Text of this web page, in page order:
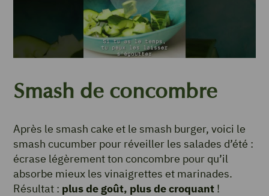
Smash de concombre
Après le smash cake et le smash burger, voici le
smash cucumber pour réveiller les salades d’été :
écrase légèrement ton concombre pour qu’il
absorbe mieux les vinaigrettes et marinades.
Résultat : plus de goût, plus de croquant !